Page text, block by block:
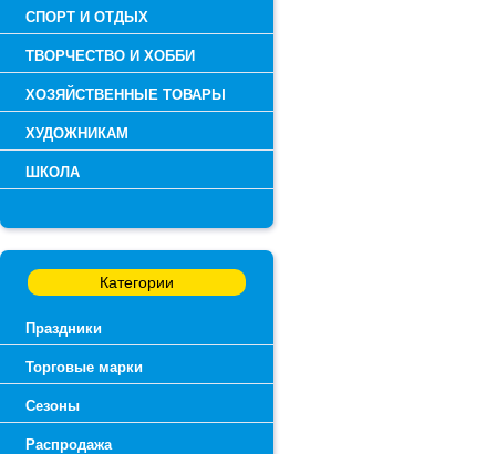
СПОРТ И ОТДЫХ
ТВОРЧЕСТВО И ХОББИ
ХОЗЯЙСТВЕННЫЕ ТОВАРЫ
ХУДОЖНИКАМ
ШКОЛА
Категории
Праздники
Торговые марки
Сезоны
Распродажа